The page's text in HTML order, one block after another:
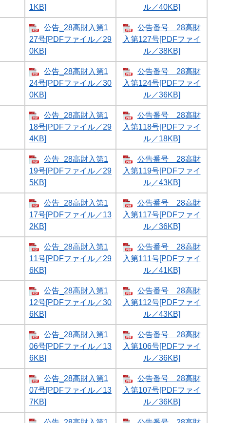
1KB]
ル／40KB]
公告_28高財入第1
27号[PDFファイル／29
0KB]
公告番号 28高財
入第127号[PDFファイ
ル／38KB]
公告_28高財入第1
24号[PDFファイル／30
0KB]
公告番号 28高財
入第124号[PDFファイ
ル／36KB]
公告_28高財入第1
18号[PDFファイル／29
4KB]
公告番号 28高財
入第118号[PDFファイ
ル／18KB]
公告_28高財入第1
19号[PDFファイル／29
5KB]
公告番号 28高財
入第119号[PDFファイ
ル／43KB]
公告_28高財入第1
17号[PDFファイル／13
2KB]
公告番号 28高財
入第117号[PDFファイ
ル／36KB]
公告_28高財入第1
11号[PDFファイル／29
6KB]
公告番号 28高財
入第111号[PDFファイ
ル／41KB]
公告_28高財入第1
12号[PDFファイル／30
6KB]
公告番号 28高財
入第112号[PDFファイ
ル／43KB]
公告_28高財入第1
06号[PDFファイル／13
6KB]
公告番号 28高財
入第106号[PDFファイ
ル／36KB]
公告_28高財入第1
07号[PDFファイル／13
7KB]
公告番号 28高財
入第107号[PDFファイ
ル／36KB]